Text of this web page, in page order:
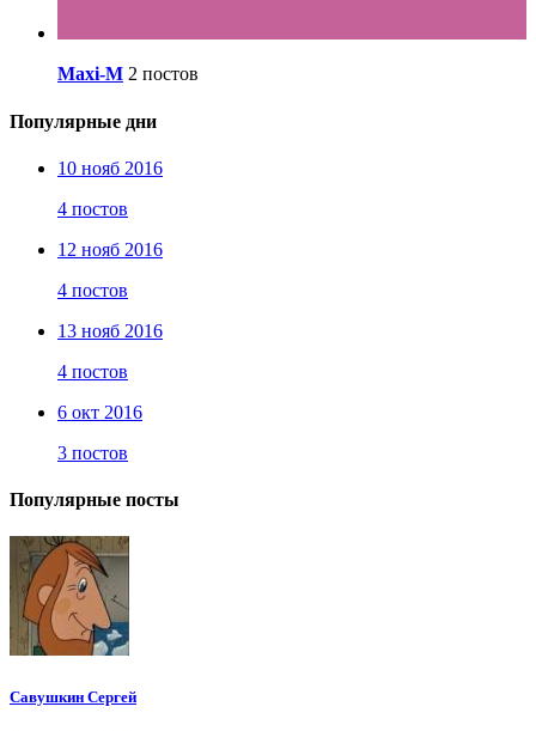
Maxi-M 2 постов
Популярные дни
10 нояб 2016
4 постов
12 нояб 2016
4 постов
13 нояб 2016
4 постов
6 окт 2016
3 постов
Популярные посты
Савушкин Сергей